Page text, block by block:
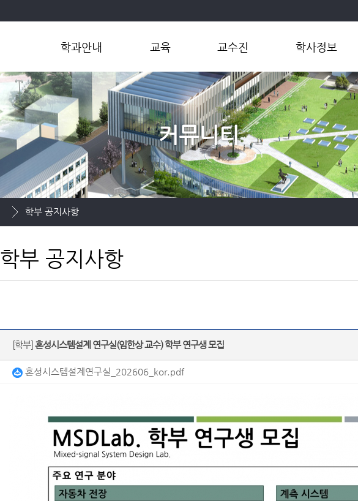
학과안내
학과소개
학과장인사말
연혁
오시는길
교육
학부
대학원
교수진
교수
연구실
학사정보
학부
연계전공
마이크로전공
공학인증제
대학원
커뮤니티
학부 공지사항
학부 공지사항
[학부] 혼성시스템설계 연구실(임한상 교수) 학부 연구생 모집
혼성시스템설계연구실_202606_kor.pdf